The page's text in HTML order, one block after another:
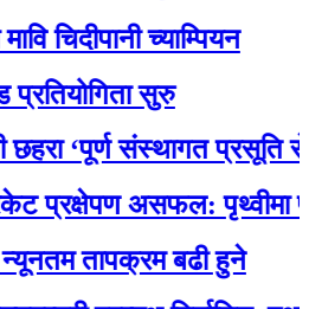
च्याम्पियन
सुरु
‘पूर्ण संस्थागत प्रसूति
असफल: पृथ्वीमा फर्कने
तापक्रम बढी हुने